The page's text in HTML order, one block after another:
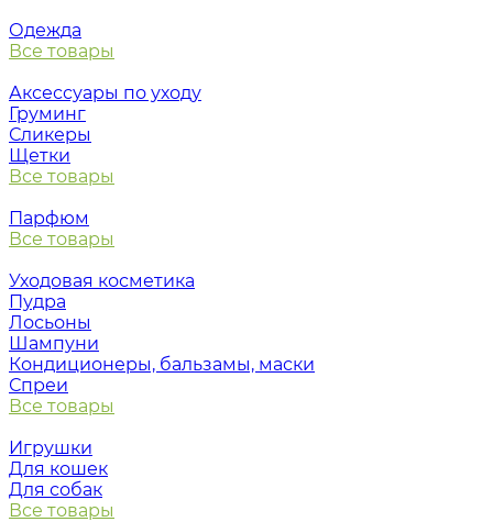
Одежда
Все товары
Аксессуары по уходу
Груминг
Сликеры
Щетки
Все товары
Парфюм
Все товары
Уходовая косметика
Пудра
Лосьоны
Шампуни
Кондиционеры, бальзамы, маски
Спреи
Все товары
Игрушки
Для кошек
Для собак
Все товары